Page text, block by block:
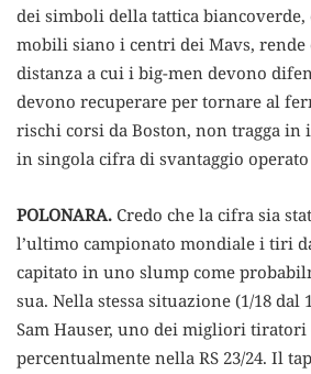
dei simboli della tattica biancoverde,
mobili siano i centri dei Mavs, rende
distanza a cui i big-men devono
devono recuperare per tornare al
rischi corsi da Boston, non tragga in
in singola cifra di svantaggio operato
POLONARA. Credo che la cifra sia
l’ultimo campionato mondiale i tiri
capitato in uno slump come
sua. Nella stessa situazione (1/18 dal
Sam Hauser, uno dei migliori tiratori
percentualmente nella RS 23/24. Il